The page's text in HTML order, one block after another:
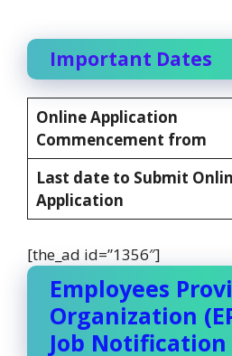
Important Dates
Online Application
Commencement from
Last date to Submit
Application
[the_ad id=”1356″]
Employees
Organization
Job